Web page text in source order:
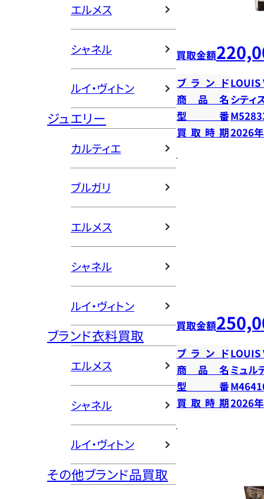
エルメス
シャネル
ルイ・ヴィトン
ジュエリー
カルティエ
ブルガリ
エルメス
シャネル
ルイ・ヴィトン
ブランド衣料買取
エルメス
シャネル
ルイ・ヴィトン
その他ブランド品買取
買取金額
ブランドLOUIS
商品名 シティ
型番
買取時期2026
買取金額
ブランドLOUIS
商品名 ミュル
型番
買取時期2026